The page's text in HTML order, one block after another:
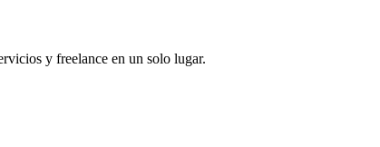
y freelance en un solo lugar.